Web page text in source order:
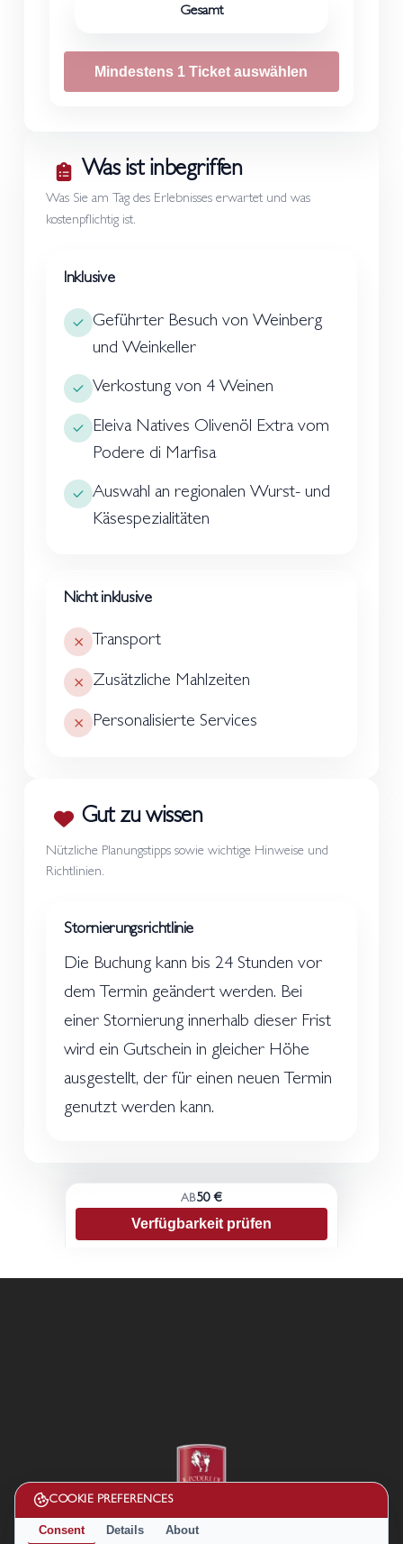
COOKIE PREFERENCES
Consent Details About
Gesamt
Mindestens 1 Ticket auswählen
Was ist inbegriffen
Was Sie am Tag des Erlebnisses erwartet und was
kostenpflichtig ist.
Inklusive
Geführter Besuch von Weinberg
und Weinkeller
Verkostung von 4 Weinen
Eleiva Natives Olivenöl Extra vom
Podere di Marfisa
Auswahl an regionalen Wurst- und
Käsespezialitäten
Nicht inklusive
Transport
Zusätzliche Mahlzeiten
Personalisierte Services
Gut zu wissen
Nützliche Planungstipps sowie wichtige Hinweise und
Richtlinien.
Stornierungsrichtlinie
Die Buchung kann bis 24 Stunden vor
dem Termin geändert werden. Bei
einer Stornierung innerhalb dieser Frist
wird ein Gutschein in gleicher Höhe
ausgestellt, der für einen neuen Termin
genutzt werden kann.
AB50 €
Verfügbarkeit prüfen